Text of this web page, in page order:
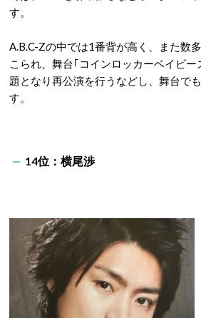
す。
A.B.C-Zの中では1番背が高く、また数
こられ、舞台｢コインロッカーベイビ
題となり再公演を行うなどし、舞台で
す。
14位：横尾渉